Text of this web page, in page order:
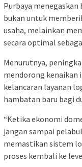
Purbaya
bukan untuk
usaha, melainkan
secara optimal
Menurutnya,
mendorong kenaikan
kelancaran layanan
hambatan baru bagi
“Ketika ekonomi
jangan sampai
memastikan sistem
proses kembali ke